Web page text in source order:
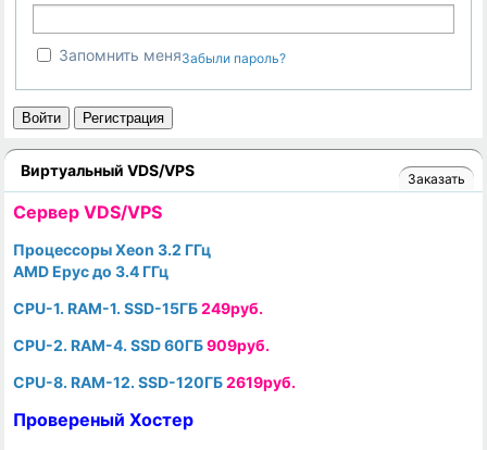
Запомнить меняЗабыли пароль?
Войти Регистрация
Виртуальный VDS/VPS Заказать
Cервер VDS/VPS
Процессоры Xeon 3.2 ГГц
AMD Epyc до 3.4 ГГц
CPU-1. RAM-1. SSD-15ГБ249руб.
CPU-2. RAM-4. SSD 60ГБ909руб.
CPU-8. RAM-12. SSD-120ГБ2619руб.
Провереный Хостер